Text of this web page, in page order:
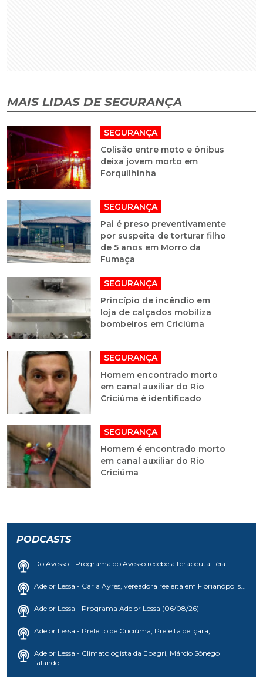
MAIS LIDAS DE SEGURANÇA
SEGURANÇA
Colisão entre moto e ônibus
deixa jovem morto em
Forquilhinha
SEGURANÇA
Pai é preso preventivamente
por suspeita de torturar filho
de 5 anos em Morro da
Fumaça
SEGURANÇA
Princípio de incêndio em
loja de calçados mobiliza
bombeiros em Criciúma
SEGURANÇA
Homem encontrado morto
em canal auxiliar do Rio
Criciúma é identificado
SEGURANÇA
Homem é encontrado morto
em canal auxiliar do Rio
Criciúma
PODCASTS
Do Avesso - Programa do Avesso recebe a terapeuta Léia...
Adelor Lessa - Carla Ayres, vereadora reeleita em Florianópolis...
Adelor Lessa - Programa Adelor Lessa (06/08/26)
Adelor Lessa - Prefeito de Criciúma, Prefeita de Içara,...
Adelor Lessa - Climatologista da Epagri, Márcio Sônego
falando...